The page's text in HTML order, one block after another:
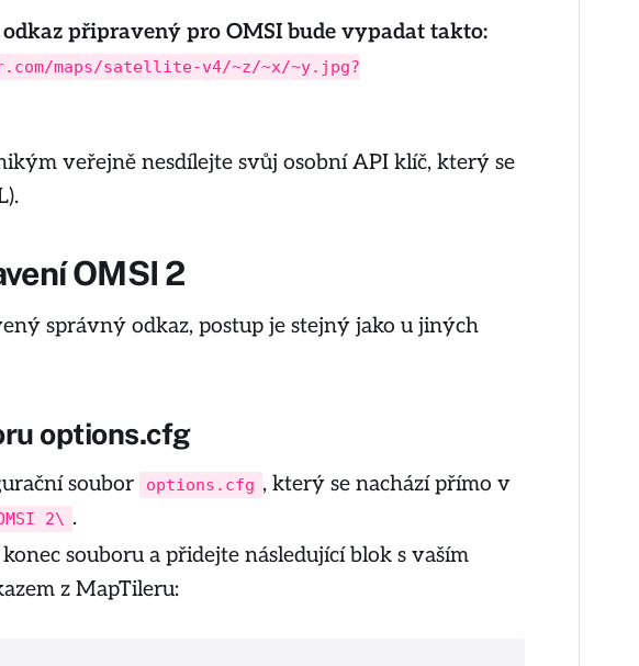
připravený pro OMSI bude vypadat takto:
maps/satellite-v4/~z/~x/~y.jpg?
veřejně nesdílejte svůj osobní API klíč, který se
OMSI 2
správný odkaz, postup je stejný jako u jiných
options.cfg
soubor options.cfg , který se nachází přímo v
2\ .
souboru a přidejte následující blok s vaším
z MapTileru: